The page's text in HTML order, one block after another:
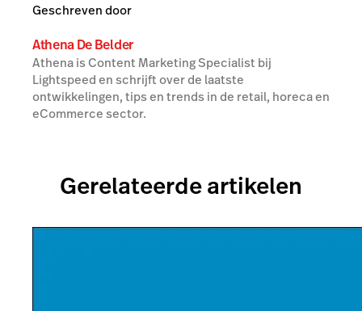
Geschreven door
Athena De Belder
Athena is Content Marketing Specialist bij
Lightspeed en schrijft over de laatste
ontwikkelingen, tips en trends in de retail, horeca en
eCommerce sector.
Gerelateerde artikelen